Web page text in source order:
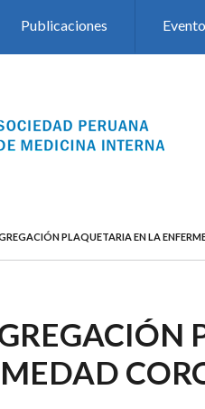
Publicaciones
PLAQUETARIA EN LA